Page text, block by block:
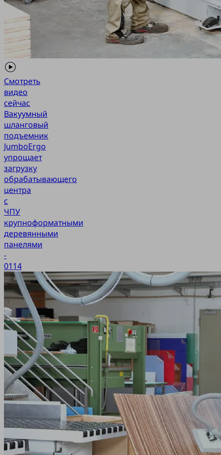
Смотреть
видео
сейчас
Вакуумный
шланговый
подъемник
JumboErgo
упрощает
загрузку
обрабатывающего
центра
с
ЧПУ
крупноформатными
деревянными
панелями
-
0114